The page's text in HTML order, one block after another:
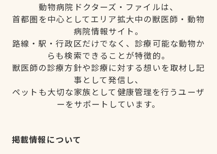
動物病院ドクターズ・ファイルは、
首都圏を中心としてエリア拡大中の獣医師・動物
病院情報サイト。
路線・駅・行政区だけでなく、診療可能な動物か
らも検索できることが特徴的。
獣医師の診療方針や診療に対する想いを取材し記
事として発信し、
ペットも大切な家族として健康管理を行うユーザ
ーをサポートしています。
掲載情報について